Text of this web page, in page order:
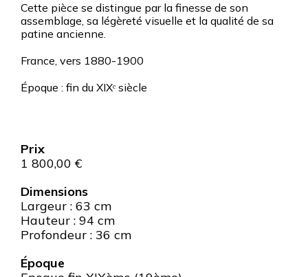
1 800,00€
Cette pièce se distingue par la finesse de son
assemblage, sa légèreté visuelle et la qualité de sa
patine ancienne.
France, vers 1880-1900
Époque : fin du XIXᵉ siècle
Dimensions
Largeur : 63 cm
Hauteur : 94 cm
Profondeur : 36 cm
Époque